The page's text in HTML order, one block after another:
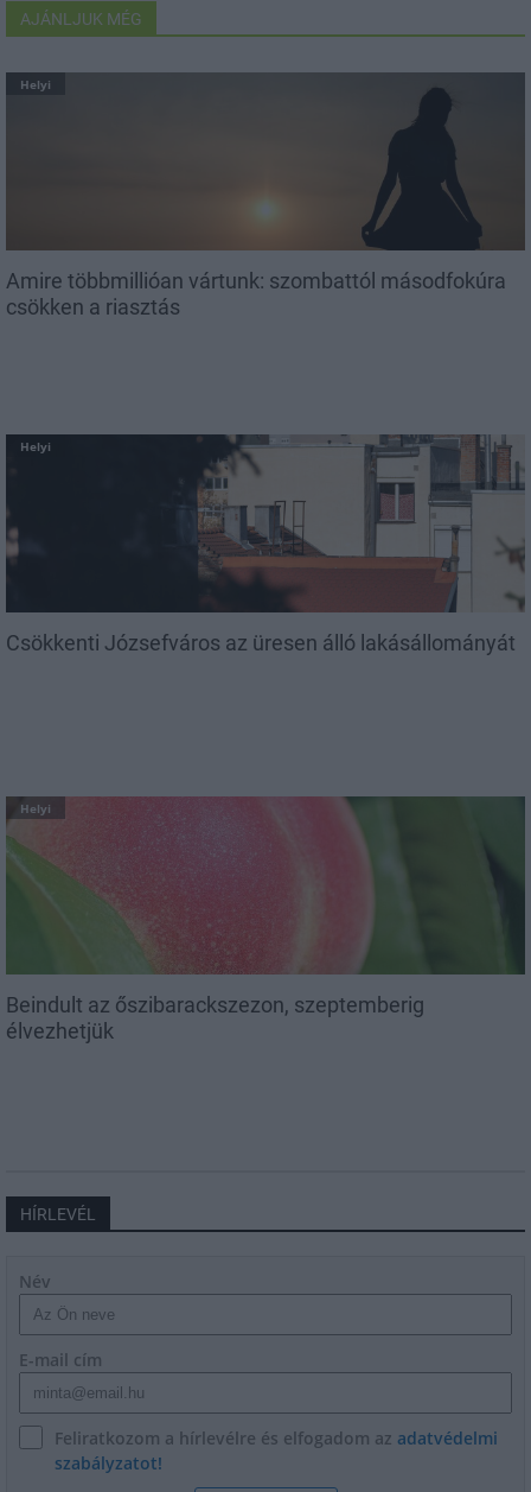
AJÁNLJUK MÉG
Helyi
Amire többmillióan vártunk: szombattól másodfokúra
csökken a riasztás
Helyi
Csökkenti Józsefváros az üresen álló lakásállományát
Helyi
Beindult az őszibarackszezon, szeptemberig
élvezhetjük
HÍRLEVÉL
Név
E-mail cím
Feliratkozom a hírlevélre és elfogadom az adatvédelmi
szabályzatot!